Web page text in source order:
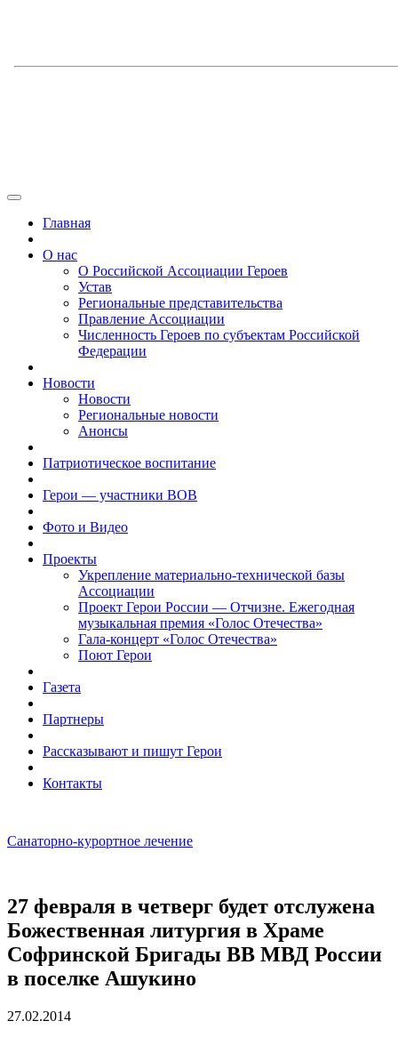
Главная
О нас
О Российской Ассоциации Героев
Устав
Региональные представительства
Правление Ассоциации
Численность Героев по субъектам Российской
Федерации
Новости
Новости
Региональные новости
Анонсы
Патриотическое воспитание
Герои — участники ВОВ
Фото и Видео
Проекты
Укрепление материально-технической базы
Ассоциации
Проект Герои России — Отчизне. Ежегодная
музыкальная премия «Голос Отечества»
Гала-концерт «Голос Отечества»
Поют Герои
Газета
Партнеры
Рассказывают и пишут Герои
Контакты
Санаторно-курортное лечение
27 февраля в четверг будет отслужена
Божественная литургия в Храме
Софринской Бригады ВВ МВД России
в поселке Ашукино
27.02.2014